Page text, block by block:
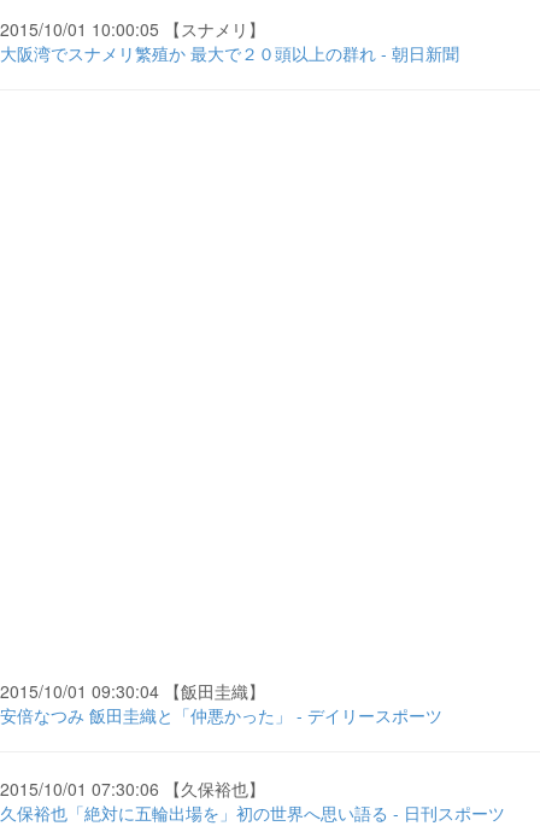
2015/10/01 10:00:05 【スナメリ】
大阪湾でスナメリ繁殖か 最大で２０頭以上の群れ - 朝日新聞
2015/10/01 09:30:04 【飯田圭織】
安倍なつみ 飯田圭織と「仲悪かった」 - デイリースポーツ
2015/10/01 07:30:06 【久保裕也】
久保裕也「絶対に五輪出場を」初の世界へ思い語る - 日刊スポーツ